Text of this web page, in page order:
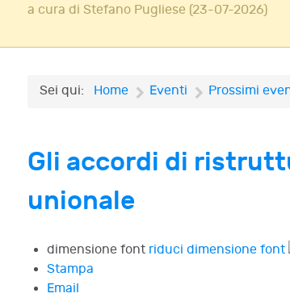
a cura di Stefano Pugliese (23-07-2026)
Sei qui: Home Eventi Prossimi
Gli accordi di
unionale
dimensione font riduci dimensione font
Stampa
Email